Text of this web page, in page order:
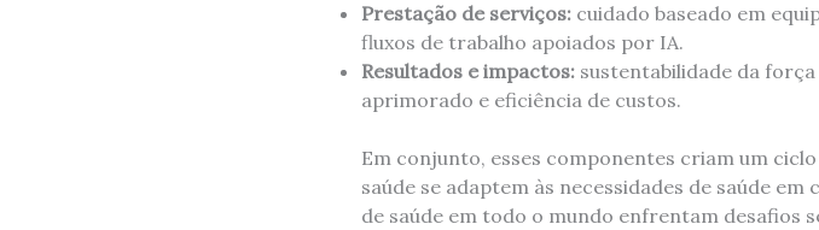
Prestação de serviços:cuidado baseado em
fluxos de trabalho apoiados por IA.
Resultados e impactos:sustentabilidade da força
aprimorado e eficiência de custos.
Em conjunto, esses componentes criam um
saúde se adaptem às necessidades de saúde
de saúde em todo o mundo enfrentam desafios